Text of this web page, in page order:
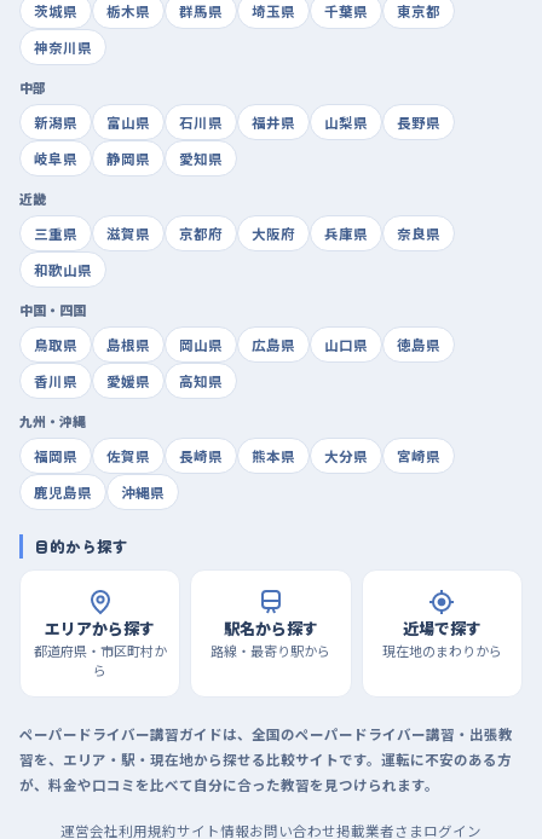
茨城県
栃木県 群馬県 埼玉県 千葉県
東京都
神奈川県
中部
新潟県
富山県 石川県 福井県 山梨県
長野県
岐阜県
静岡県 愛知県
近畿
三重県
滋賀県 京都府 大阪府 兵庫県
奈良県
和歌山県
中国・四国
鳥取県
島根県 岡山県 広島県 山口県
徳島県
香川県
愛媛県 高知県
九州・沖縄
福岡県
佐賀県 長崎県 熊本県 大分県
宮崎県
鹿児島県
沖縄県
目的から探す
エリアから探す
都道府県・市区町村か
ら
駅名から探す
路線・最寄り駅から
近場で探す
現在地のまわりから
ペーパードライバー講習ガイドは、全国のペーパードライバー講習・出張教
習を、エリア・駅・現在地から探せる比較サイトです。運転に不安のある方
が、料金や口コミを比べて自分に合った教習を見つけられます。
運営会社利用規約サイト情報お問い合わせ掲載業者さまログイン